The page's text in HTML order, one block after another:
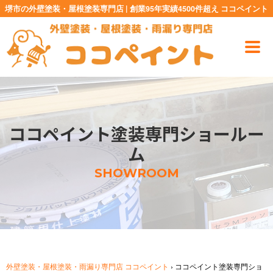
堺市の外壁塗装・屋根塗装専門店 | 創業95年実績4500件超え ココペイント
ココペイント塗装専門ショールー
ム
SHOWROOM
外壁塗装・屋根塗装・雨漏り専門店 ココペイント › ココペイント塗装専門ショ